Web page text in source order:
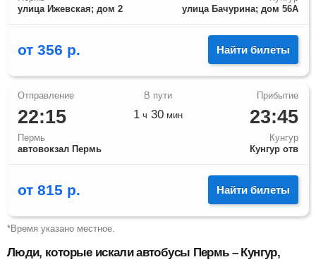
улица Ижевская; дом 2
улица Бачурина; дом 56А
от 356 р. Найти билеты
22:15
Пермь
автовокзал Пермь
23:45
Кунгур
Кунгур отв
1 ч 30 мин
от 815 р. Найти билеты
*Время указано местное.
Люди, которые искали автобусы Пермь – Кунгур,